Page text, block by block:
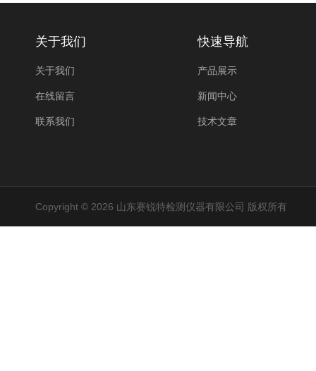
关于我们
关于我们
在线留言
联系我们
快速导航
产品展示
新闻中心
技术文章
Copyright © 2026 山东赛锐特检测仪器有限公司 版权所有